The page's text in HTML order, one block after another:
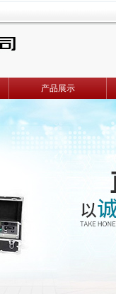
产品展示